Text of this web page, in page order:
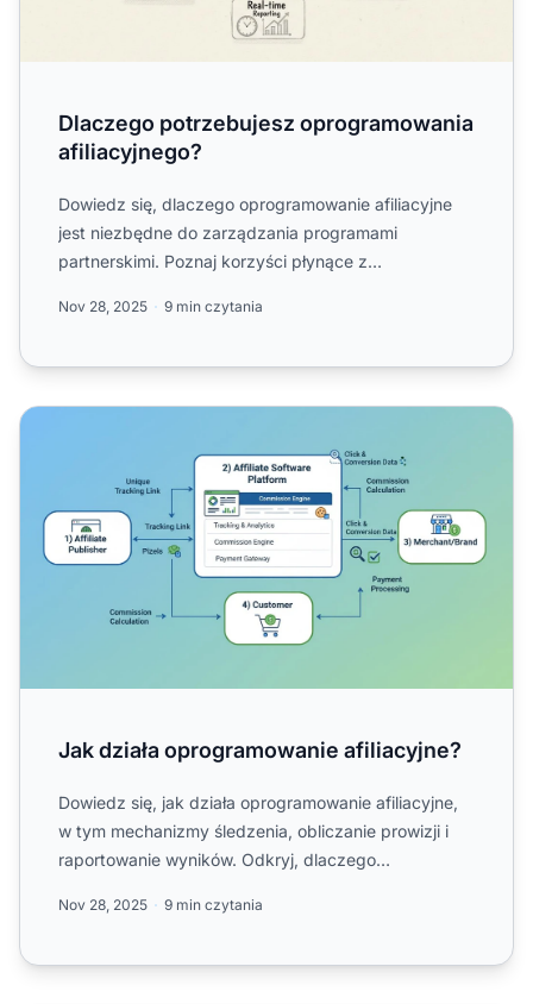
Dlaczego potrzebujesz oprogramowania
afiliacyjnego?
Dowiedz się, dlaczego oprogramowanie afiliacyjne
jest niezbędne do zarządzania programami
partnerskimi. Poznaj korzyści płynące z
Nov 28, 2025 9 min czytania
Jak działa oprogramowanie afiliacyjne?
Jak działa oprogramowanie afiliacyjne?
Dowiedz się, jak działa oprogramowanie afiliacyjne,
w tym mechanizmy śledzenia, obliczanie prowizji i
raportowanie wyników. Odkryj, dlaczego
Nov 28, 2025 9 min czytania